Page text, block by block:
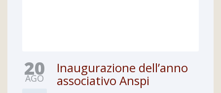
20
AGO
Inaugurazione dell’anno
associativo Anspi